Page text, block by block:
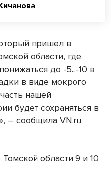
пришел в
области, где
до -5...-10 в
в виде мокрого
нашей
будет сохраняться в
– сообщила VN.ru
области 9 и 10